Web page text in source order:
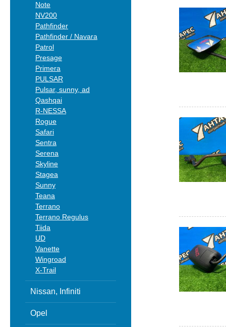
Note
NV200
Pathfinder
Pathfinder / Navara
Patrol
Presage
Primera
PULSAR
Pulsar, sunny, ad
Qashqai
R-NESSA
Rogue
Safari
Sentra
Serena
Skyline
Stagea
Sunny
Teana
Terrano
Terrano Regulus
Tiida
UD
Vanette
Wingroad
X-Trail
Nissan, Infiniti
Opel